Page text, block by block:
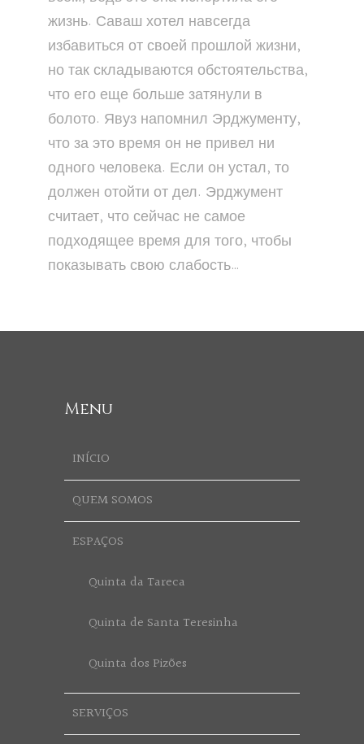
жизнь. Саваш хотел навсегда
избавиться от своей прошлой жизни,
но так складываются обстоятельства,
что его еще больше затянули в
болото. Явуз напомнил Эрджументу,
что за это время он не привел ни
одного человека. Если он устал, то
должен отойти от дел. Эрджумент
считает, что сейчас не самое
подходящее время для того, чтобы
показывать свою слабость…
Menu
INÍCIO
QUEM SOMOS
ESPAÇOS
Quinta da Tareca
Quinta de Santa Teresinha
Quinta dos Pizões
SERVIÇOS